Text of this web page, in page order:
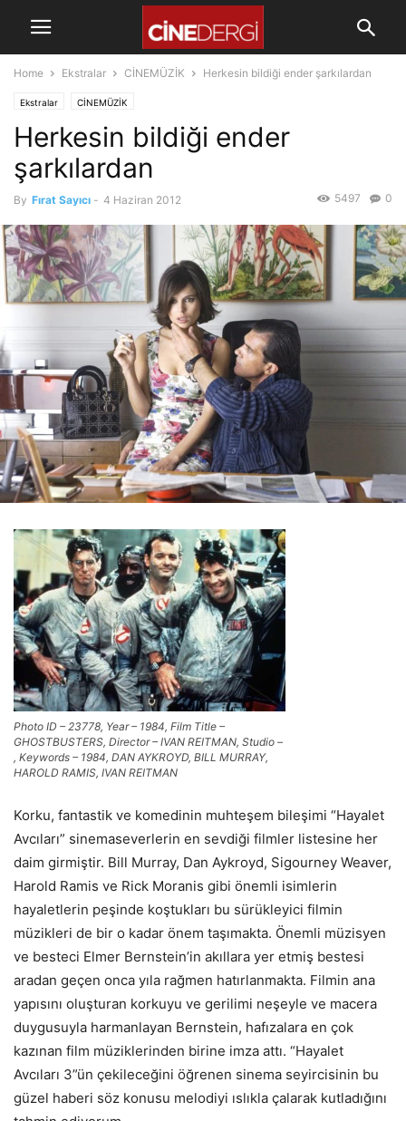
Home Ekstralar CİNEMÜZİK Herkesin bildiği ender şarkılardan
Ekstralar CİNEMÜZİK
Herkesin bildiği ender
şarkılardan
By Fırat Sayıcı - 4 Haziran 2012 0
5497
Photo ID – 23778, Year – 1984, Film Title –
GHOSTBUSTERS, Director – IVAN REITMAN, Studio –
, Keywords – 1984, DAN AYKROYD, BILL MURRAY,
HAROLD RAMIS, IVAN REITMAN
Korku, fantastik ve komedinin muhteşem bileşimi “Hayalet
Avcıları” sinemaseverlerin en sevdiği filmler listesine her
daim girmiştir. Bill Murray, Dan Aykroyd, Sigourney Weaver,
Harold Ramis ve Rick Moranis gibi önemli isimlerin
hayaletlerin peşinde koştukları bu sürükleyici filmin
müzikleri de bir o kadar önem taşımakta. Önemli müzisyen
ve besteci Elmer Bernstein’in akıllara yer etmiş bestesi
aradan geçen onca yıla rağmen hatırlanmakta. Filmin ana
yapısını oluşturan korkuyu ve gerilimi neşeyle ve macera
duygusuyla harmanlayan Bernstein, hafızalara en çok
kazınan film müziklerinden birine imza attı. “Hayalet
Avcıları 3”ün çekileceğini öğrenen sinema seyircisinin bu
güzel haberi söz konusu melodiyi ıslıkla çalarak kutladığını